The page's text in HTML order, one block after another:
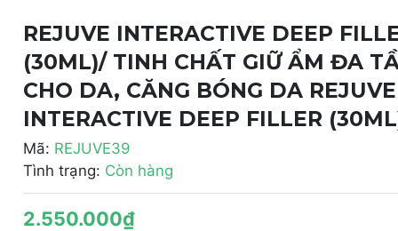
REJUVE INTERACTIVE DEEP
(30ML)/ TINH CHẤT GIỮ ẨM ĐA
CHO DA, CĂNG BÓNG DA REJUVE
INTERACTIVE DEEP FILLER
Mã: REJUVE39
Tình trạng: Còn hàng
2.550.000₫